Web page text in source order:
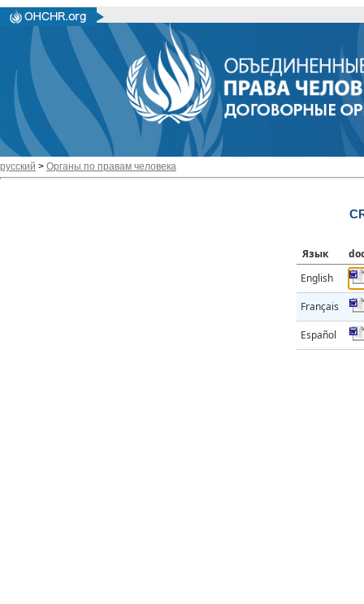
русский > Органы по правам человека
Язык
English
Français
Español